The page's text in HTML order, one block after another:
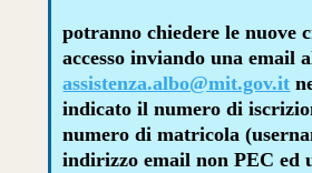
potranno chiedere le nuove
accesso inviando una email
assistenza.albo@mit.gov.it
indicato il numero di
numero di matricola
indirizzo email non PEC ed